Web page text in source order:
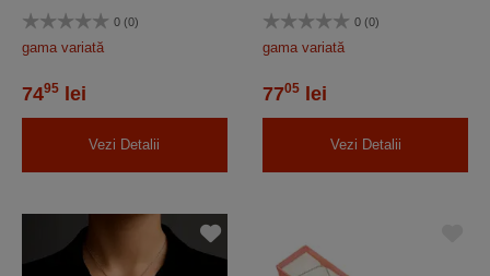
0 (0)
gama variată
7495lei
Vezi Detalii
0 (0)
gama variată
7705 lei
Vezi Detalii